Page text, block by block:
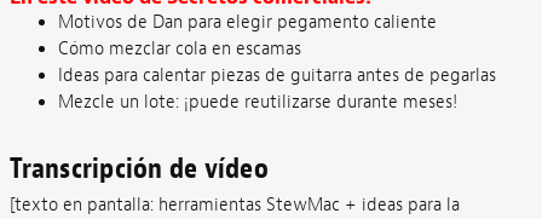
Motivos de Dan para elegir pegamento caliente
Cómo mezclar cola en escamas
Ideas para calentar piezas de guitarra antes de pegarlas
Mezcle un lote: ¡puede reutilizarse durante meses!
Transcripción de vídeo
[texto en pantalla: herramientas StewMac + ideas para la